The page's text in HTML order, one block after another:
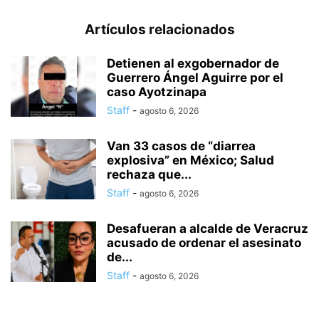
Artículos relacionados
Detienen al exgobernador de
Guerrero Ángel Aguirre por el
caso Ayotzinapa
Staff - agosto 6, 2026
Van 33 casos de “diarrea
explosiva” en México; Salud
rechaza que...
Staff - agosto 6, 2026
Desafueran a alcalde de Veracruz
acusado de ordenar el asesinato
de...
Staff - agosto 6, 2026